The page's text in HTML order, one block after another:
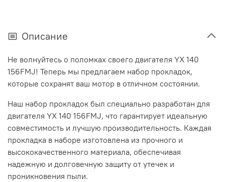
Описание
Не волнуйтесь о поломках своего двигателя YX 140
156FMJ! Теперь мы предлагаем набор прокладок,
которые сохранят ваш мотор в отличном состоянии.
Наш набор прокладок был специально разработан для
двигателя YX 140 156FMJ, что гарантирует идеальную
совместимость и лучшую производительность. Каждая
прокладка в наборе изготовлена из прочного и
высококачественного материала, обеспечивая
надежную и долговечную защиту от утечек и
проникновения пыли.